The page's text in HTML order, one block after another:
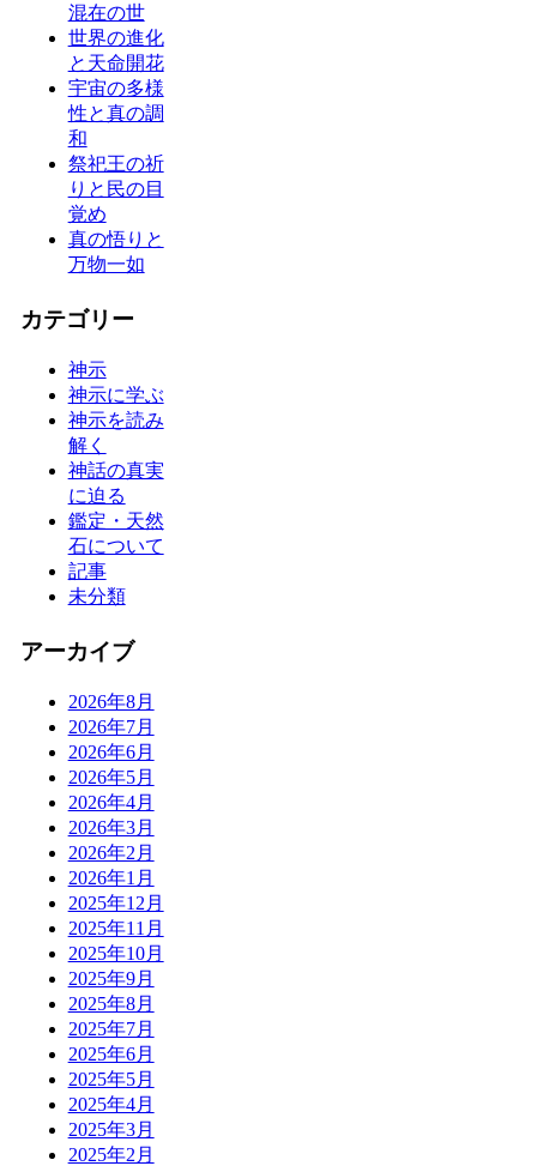
混在の世
世界の進化
と天命開花
宇宙の多様
性と真の調
和
祭祀王の祈
りと民の目
覚め
真の悟りと
万物一如
カテゴリー
神示
神示に学ぶ
神示を読み
解く
神話の真実
に迫る
鑑定・天然
石について
記事
未分類
アーカイブ
2026年8月
2026年7月
2026年6月
2026年5月
2026年4月
2026年3月
2026年2月
2026年1月
2025年12月
2025年11月
2025年10月
2025年9月
2025年8月
2025年7月
2025年6月
2025年5月
2025年4月
2025年3月
2025年2月